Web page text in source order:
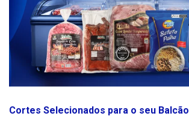
Cortes Selecionados para o seu Balcão